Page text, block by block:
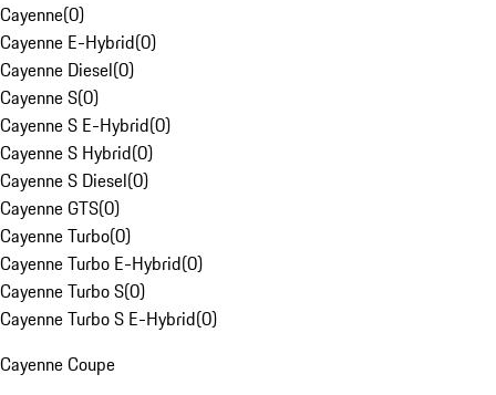
Cayenne(0)
Cayenne E-Hybrid(0)
Cayenne Diesel(0)
Cayenne S(0)
Cayenne S E-Hybrid(0)
Cayenne S Hybrid(0)
Cayenne S Diesel(0)
Cayenne GTS(0)
Cayenne Turbo(0)
Cayenne Turbo E-Hybrid(0)
Cayenne Turbo S(0)
Cayenne Turbo S E-Hybrid(0)
Cayenne Coupe